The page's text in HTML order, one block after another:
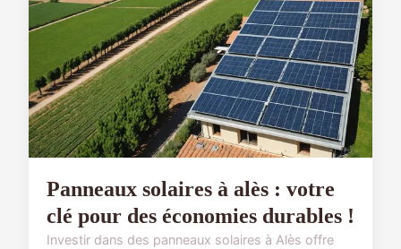
Panneaux solaires à alès : votre
clé pour des économies durables !
Investir dans des panneaux solaires à Alès offre